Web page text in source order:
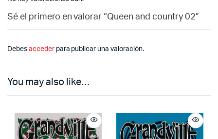
Sé el primero en valorar “Queen and country 02”
Debes accederpara publicar una valoración.
You may also like…